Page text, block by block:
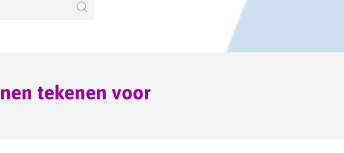
tekenen voor